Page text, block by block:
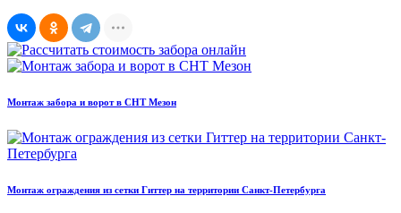
Монтаж забора и ворот в СНТ Мезон
Монтаж ограждения из сетки Гиттер на территории Санкт-Петербурга